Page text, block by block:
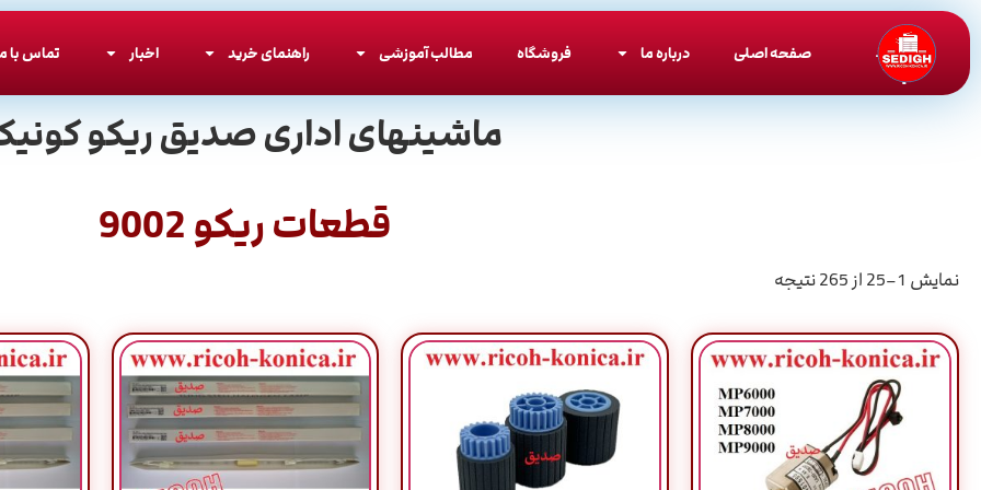
صفحه اصلی درباره ما فروشگاه مطالب آموزشی راهنمای خرید اخبار تماس با
ماشینهای اداری صدیق ریکو
قطعات ریکو 9002
نمایش 1–25 از 265 نتیجه